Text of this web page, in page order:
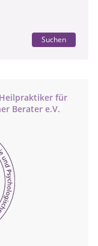
Suchen
für
Berater e.V.